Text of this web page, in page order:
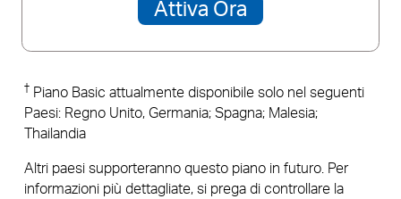
Attiva Ora
†Piano Basic attualmente disponibile solo nel seguenti
Paesi: Regno Unito, Germania; Spagna; Malesia;
Thailandia
Altri paesi supporteranno questo piano in futuro. Per
informazioni più dettagliate, si prega di controllare la